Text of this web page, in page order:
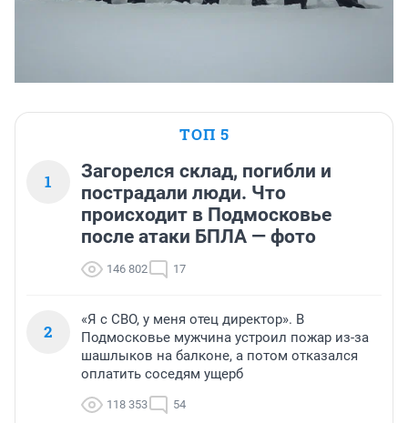
ТОП 5
1
Загорелся склад, погибли и
пострадали люди. Что
происходит в Подмосковье
после атаки БПЛА — фото
146 802 17
2
«Я с СВО, у меня отец директор». В
Подмосковье мужчина устроил пожар из-за
шашлыков на балконе, а потом отказался
оплатить соседям ущерб
118 353 54